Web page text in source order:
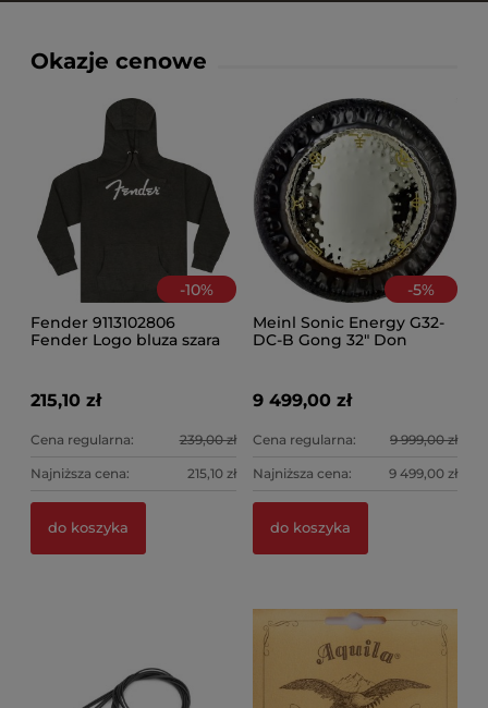
Okazje cenowe
-10%
Fender 9113102806
Fender Logo bluza szara
215,10 zł
Cena regularna: 239,00 zł
Najniższa cena: 215,10 zł
do koszyka
-5%
Meinl Sonic Energy G32-
DC-B Gong 32" Don
9 499,00 zł
Cena regularna: 9 999,00 zł
Najniższa cena: 9 499,00 zł
do koszyka